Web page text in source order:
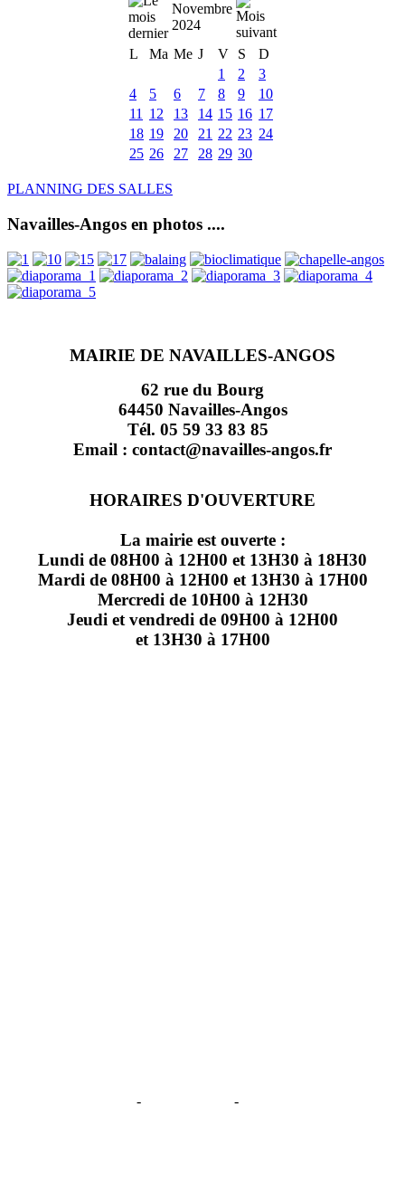
Novembre
2024
L
Ma Me J V S
D
1
2
3
4
5 6 7 8 9
10
11
12 13 14 15 16 17
18 19 20 21 22 23 24
25 26 27 28 29 30
PLANNING DES SALLES
Navailles-Angos en photos ....
MAIRIE DE NAVAILLES-ANGOS
62 rue du Bourg
64450 Navailles-Angos
Tél. 05 59 33 83 85
Email : contact@navailles-angos.fr
HORAIRES D'OUVERTURE
La mairie est ouverte :
Lundi de 08H00 à 12H00 et 13H30 à 18H30
Mardi de 08H00 à 12H00 et 13H30 à 17H00
Mercredi de 10H00 à 12H30
Jeudi et vendredi de 09H00 à 12H00
et 13H30 à 17H00
- -